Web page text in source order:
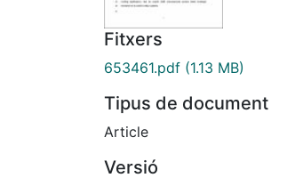
Fitxers
653461.pdf (1.13 MB)
Tipus de document
Article
Versió